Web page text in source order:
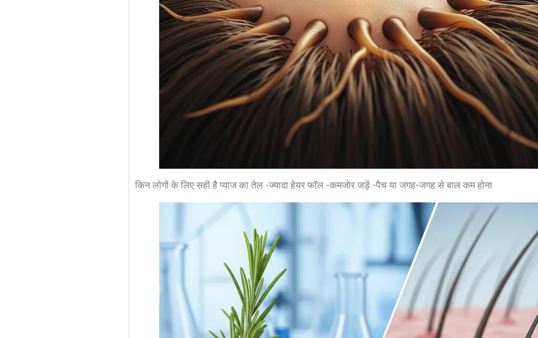
किन लोगों के लिए सही है प्याज का तेल -ज्यादा हेयर फॉल -कमजोर जड़ें -पैच या जगह-जगह से बाल कम होना